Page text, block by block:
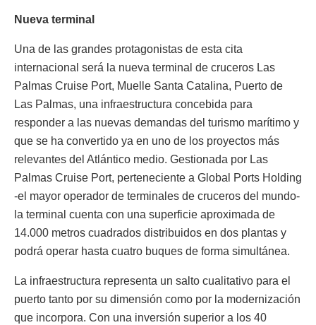
Nueva terminal
Una de las grandes protagonistas de esta cita
internacional será la nueva terminal de cruceros Las
Palmas Cruise Port, Muelle Santa Catalina, Puerto de
Las Palmas, una infraestructura concebida para
responder a las nuevas demandas del turismo marítimo y
que se ha convertido ya en uno de los proyectos más
relevantes del Atlántico medio. Gestionada por Las
Palmas Cruise Port, perteneciente a Global Ports Holding
-el mayor operador de terminales de cruceros del mundo-
la terminal cuenta con una superficie aproximada de
14.000 metros cuadrados distribuidos en dos plantas y
podrá operar hasta cuatro buques de forma simultánea.
La infraestructura representa un salto cualitativo para el
puerto tanto por su dimensión como por la modernización
que incorpora. Con una inversión superior a los 40